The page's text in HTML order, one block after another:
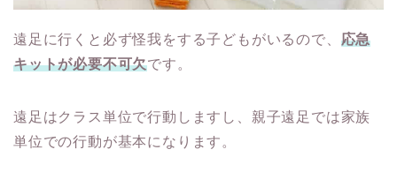
遠足に行くと必ず怪我をする子どもがいるので、 応急
キットが必要不可欠です。
遠足はクラス単位で行動しますし、親子遠足では家族
単位での行動が基本になります。